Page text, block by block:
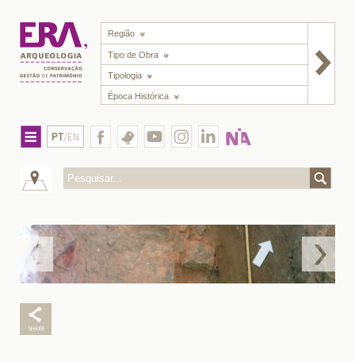
Região
Tipo de Obra
Tipologia
Época Histórica
PT/EN